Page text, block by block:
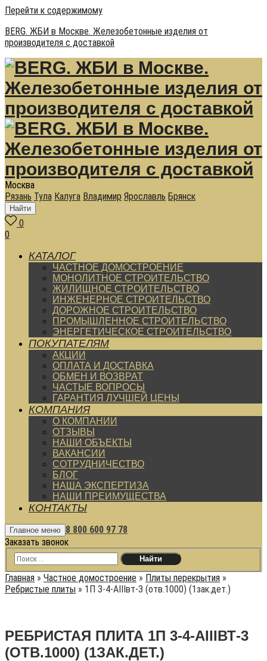
Перейти к содержимому
BERG. ЖБИ в Москве. Железобетонные изделия от
производителя с доставкой
Москва
Рязань Тула Калуга Владимир Ярославль Брянск
Найти
0
0
КАТАЛОГ
ЧАСТНОЕ ДОМОСТРОЕНИЕ
МОНОЛИТНОЕ СТРОИТЕЛЬСТВО
ЖИЛИЩНОЕ СТРОИТЕЛЬСТВО
ИНЖЕНЕРНОЕ СТРОИТЕЛЬСТВО
ДОРОЖНОЕ СТРОИТЕЛЬСТВО
ПРОМЫШЛЕННОЕ СТРОИТЕЛЬСТВО
ЭНЕРГЕТИЧЕСКОЕ СТРОИТЕЛЬСТВО
ПОКУПАТЕЛЯМ
АКЦИИ
ОПЛАТА И ДОСТАВКА
ОБМЕН И ВОЗВРАТ
ЧАСТЫЕ ВОПРОСЫ
ГАРАНТИЯ ЛУЧШЕЙ ЦЕНЫ
КОМПАНИЯ
О КОМПАНИИ
ОТЗЫВЫ
НАШИ ОБЪЕКТЫ
ВАКАНСИИ
СОТРУДНИЧЕСТВО
БЛОГ
НАША ЭКСПЕРТИЗА
НАШИ ПРЕИМУЩЕСТВА
КОНТАКТЫ
Главное меню 8 800 600 97 78
Заказать звонок
Главная » Частное домостроение » Плиты перекрытия »
Ребристые плиты » 1П 3-4-АIIIвт-3 (отв.1000) (1зак.дет.)
РЕБРИСТАЯ ПЛИТА 1П 3-4-АIIIВТ-3
(ОТВ.1000) (1ЗАК.ДЕТ.)